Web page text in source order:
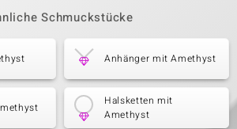
Schmuckstücke
Anhänger mit Amethyst
Halsketten mit
Amethyst